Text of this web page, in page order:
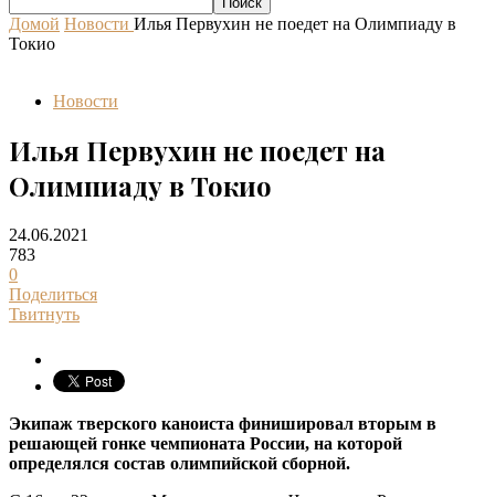
Домой Новости Илья Первухин не поедет на Олимпиаду в
Токио
Новости
Илья Первухин не поедет на
Олимпиаду в Токио
24.06.2021
783
0
Поделиться
Твитнуть
Экипаж тверского каноиста финишировал вторым в
решающей гонке чемпионата России, на которой
определялся состав олимпийской сборной.